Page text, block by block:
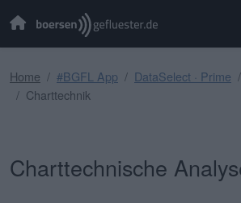
Home #BGFL App DataSelect · Prime
Charttechnik
Charttechnische